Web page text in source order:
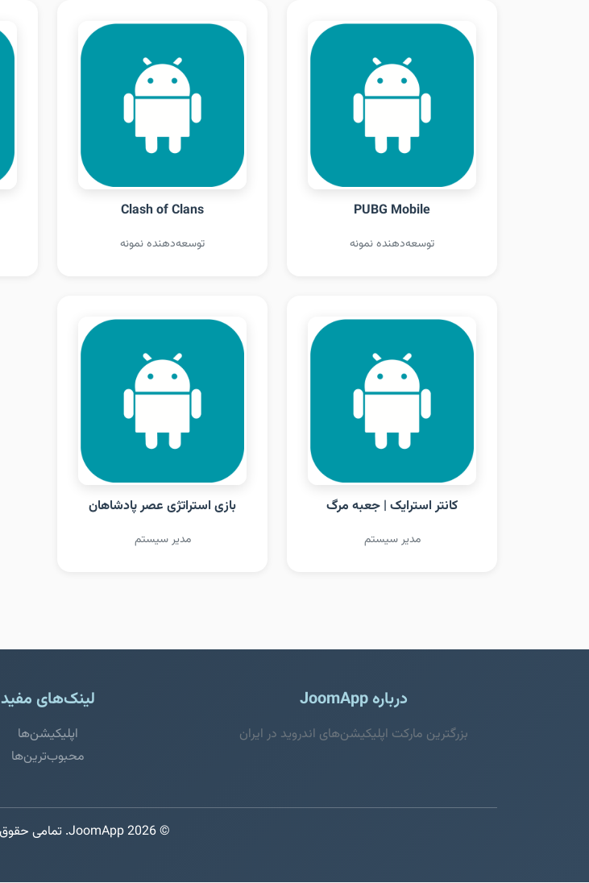
PUBG Mobile
توسعه‌دهنده نمونه
Clash of Clans
توسعه‌دهنده نمونه
کانتر استرایک | جعبه مرگ
مدیر سیستم
بازی استراتژی عصر پادشاهان
مدیر سیستم
درباره JoomApp
بزرگترین مارکت اپلیکیشن‌های اندروید در ایران
لینک‌های مفید
اپلیکیشن‌ها
محبوب‌ترین‌ها
© 2026 JoomApp. تمامی حقوق محفوظ است.